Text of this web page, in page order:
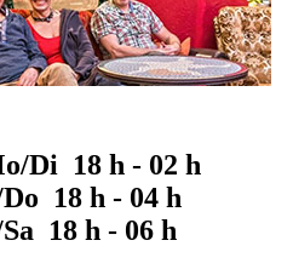
Di 18 h - 02 h
18 h - 04 h
18 h - 06 h